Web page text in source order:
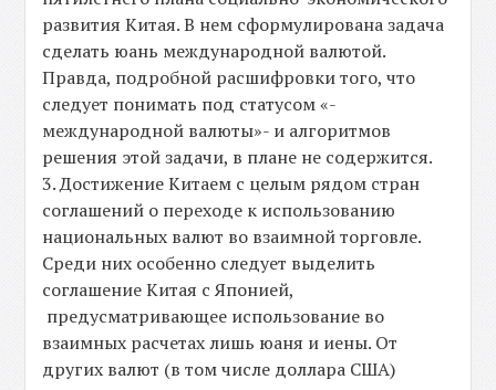
развития Китая. В нем сформулирована задача
сделать юань международной валютой.
Правда, подробной расшифровки того, что
следует понимать под статусом «-
международной валюты»- и алгоритмов
решения этой задачи, в плане не содержится.
3. Достижение Китаем с целым рядом стран
соглашений о переходе к использованию
национальных валют во взаимной торговле.
Среди них особенно следует выделить
соглашение Китая с Японией,
предусматривающее использование во
взаимных расчетах лишь юаня и иены. От
других валют (в том числе доллара США)